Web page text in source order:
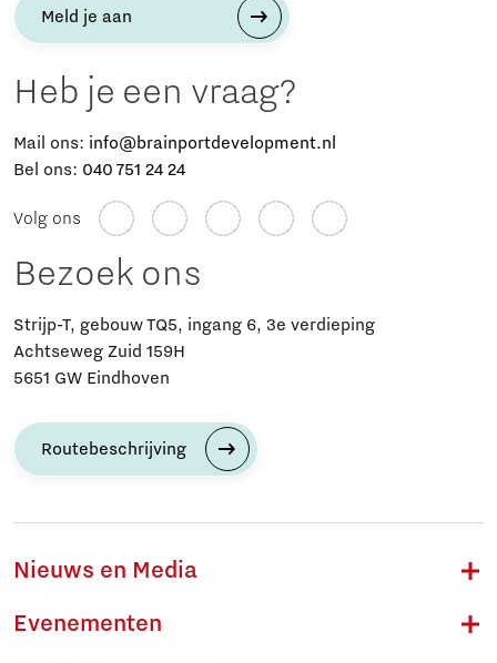
Meld je aan
Heb je een vraag?
Mail ons: info@brainportdevelopment.nl
Bel ons: 040 751 24 24
Volg ons
Bezoek ons
Strijp-T, gebouw TQ5, ingang 6, 3e verdieping
Achtseweg Zuid 159H
5651 GW Eindhoven
Routebeschrijving
Nieuws en Media
Evenementen